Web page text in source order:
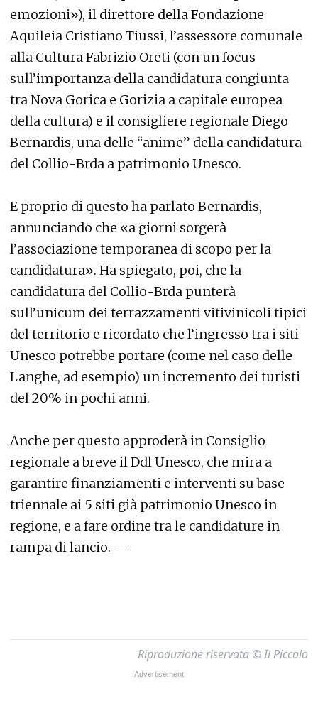
emozioni»), il direttore della Fondazione
Aquileia Cristiano Tiussi, l’assessore comunale
alla Cultura Fabrizio Oreti (con un focus
sull’importanza della candidatura congiunta
tra Nova Gorica e Gorizia a capitale europea
della cultura) e il consigliere regionale Diego
Bernardis, una delle “anime” della candidatura
del Collio-Brda a patrimonio Unesco.
E proprio di questo ha parlato Bernardis,
annunciando che «a giorni sorgerà
l’associazione temporanea di scopo per la
candidatura». Ha spiegato, poi, che la
candidatura del Collio-Brda punterà
sull’unicum dei terrazzamenti vitivinicoli tipici
del territorio e ricordato che l’ingresso tra i siti
Unesco potrebbe portare (come nel caso delle
Langhe, ad esempio) un incremento dei turisti
del 20% in pochi anni.
Anche per questo approderà in Consiglio
regionale a breve il Ddl Unesco, che mira a
garantire finanziamenti e interventi su base
triennale ai 5 siti già patrimonio Unesco in
regione, e a fare ordine tra le candidature in
rampa di lancio. —
Riproduzione riservata © Il Piccolo